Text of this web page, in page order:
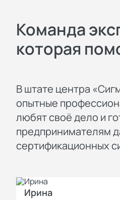
Команда
которая
В штате центра
опытные
любят своё дело и
предпринимателям
сертификационных
Ирина